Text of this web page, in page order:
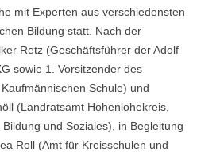
mit Experten aus verschiedensten
Bildung statt. Nach der
Retz (Geschäftsführer der Adolf
sowie 1. Vorsitzender des
Schule) und
(Landratsamt Hohenlohekreis,
und Soziales), in Begleitung
Roll (Amt für Kreisschulen und